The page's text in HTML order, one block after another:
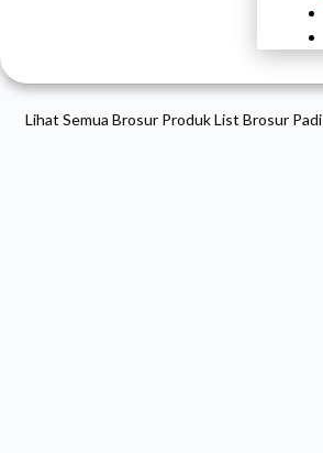
Lihat Semua Brosur ProdukList Brosur Padi